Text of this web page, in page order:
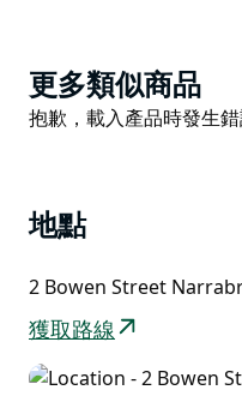
納拉布里歷史學會的成
其家族史部分收錄了超
鎮之旅。 （納拉布里歷
士，費用低廉）。
老監獄博物館位於市中
Product
List
更多類似商品
Product
抱歉，載入產品時發生錯
地點
2 Bowen Street
獲取路線